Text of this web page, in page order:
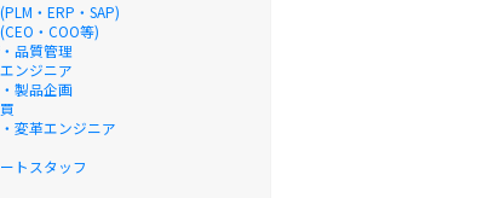
・ERP・SAP)
・COO等)
品質管理
ンジニア
製品企画
変革エンジニア
トスタッフ